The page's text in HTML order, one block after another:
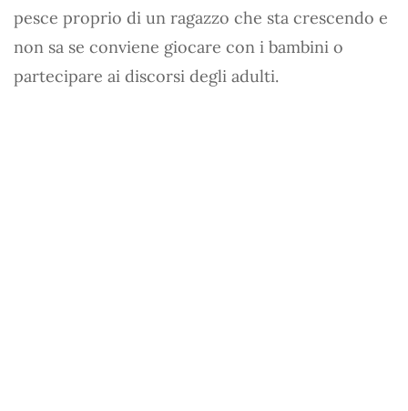
pesce proprio di un ragazzo che sta crescendo e
non sa se conviene giocare con i bambini o
partecipare ai discorsi degli adulti.